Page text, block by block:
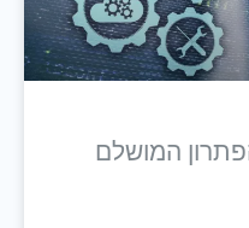
המושלם